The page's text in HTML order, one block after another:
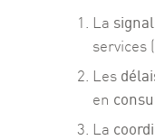
La
services
Les
en
La